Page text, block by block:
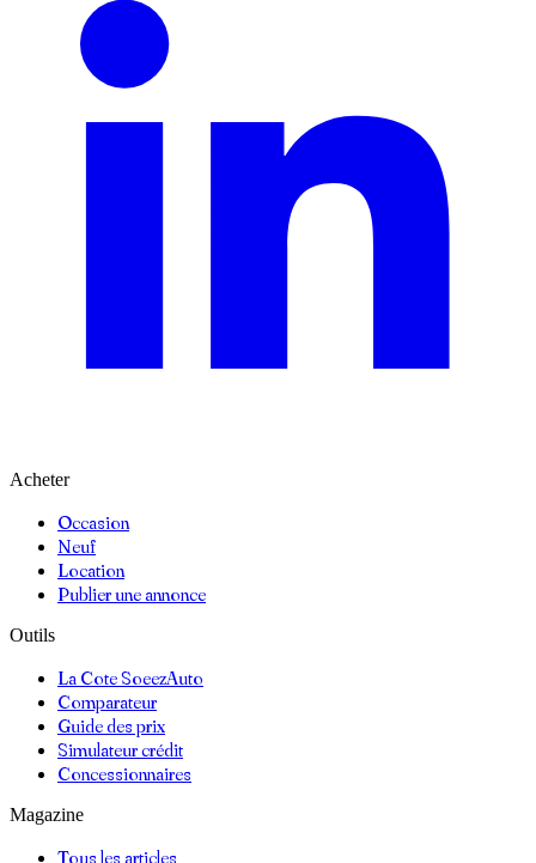
Acheter
Occasion
Neuf
Location
Publier une annonce
Outils
La Cote SoeezAuto
Comparateur
Guide des prix
Simulateur crédit
Concessionnaires
Magazine
Tous les articles